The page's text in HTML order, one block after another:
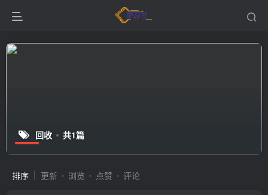
回收 共1篇
排序 更新 浏览 点赞 评论